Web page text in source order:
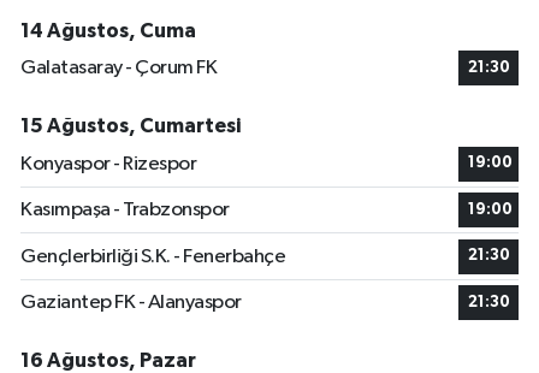
14 Ağustos, Cuma
Galatasaray - Çorum FK
21:30
15 Ağustos, Cumartesi
Konyaspor - Rizespor
19:00
Kasımpaşa - Trabzonspor 19:00
Gençlerbirliği S.K. - Fenerbahçe 21:30
Gaziantep FK - Alanyaspor 21:30
16 Ağustos, Pazar